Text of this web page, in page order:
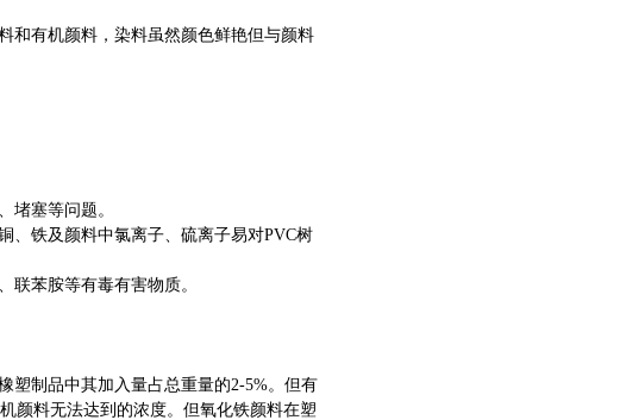
和有机颜料，染料虽然颜色鲜艳但与颜料
堵塞等问题。
、铁及颜料中氯离子、硫离子易对PVC树
联苯胺等有毒有害物质。
塑制品中其加入量占总重量的2-5%。但有
颜料无法达到的浓度。但氧化铁颜料在塑